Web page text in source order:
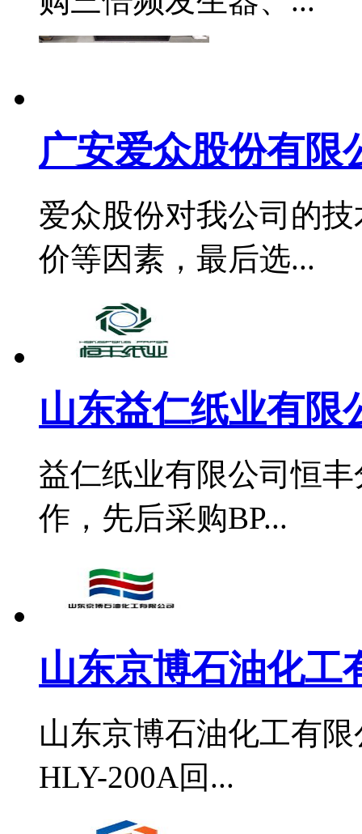
广安爱众股份有限
爱众股份对我公司的
价等因素，最后选...
山东益仁纸业有限
益仁纸业有限公司恒
作，先后采购BP...
山东京博石油化工
山东京博石油化工有
HLY-200A回...